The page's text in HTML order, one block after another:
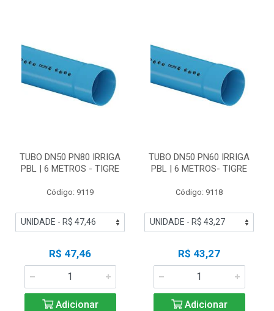
TUBO DN50 PN80 IRRIGA
PBL | 6 METROS - TIGRE
Código: 9119
R$ 47,46
Adicionar
TUBO DN50 PN60 IRRIGA
PBL | 6 METROS- TIGRE
Código: 9118
R$ 43,27
Adicionar